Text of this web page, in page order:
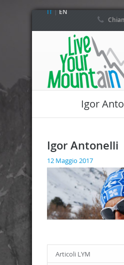
IT|EN
Igor
Igor Antonelli
12 Maggio 2017
Articoli LYM